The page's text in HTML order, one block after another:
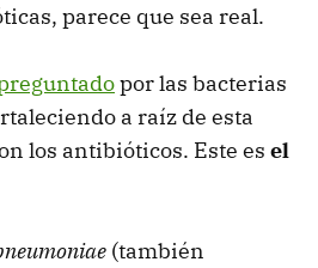
parece que sea real.
por las bacterias
a raíz de esta
los antibióticos. Este es el
(también